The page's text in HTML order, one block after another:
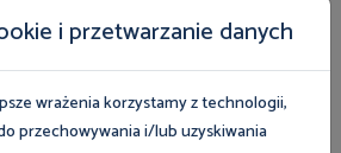
Więcej
i przetwarzanie danych
wrażenia korzystamy z technologii,
przechowywania i/lub uzyskiwania